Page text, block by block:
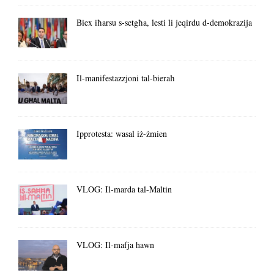
Biex iħarsu s-setgħa, lesti li jeqirdu d-demokrazija
Il-manifestazzjoni tal-bieraħ
Ipprotesta: wasal iż-żmien
VLOG: Il-marda tal-Maltin
VLOG: Il-mafja hawn